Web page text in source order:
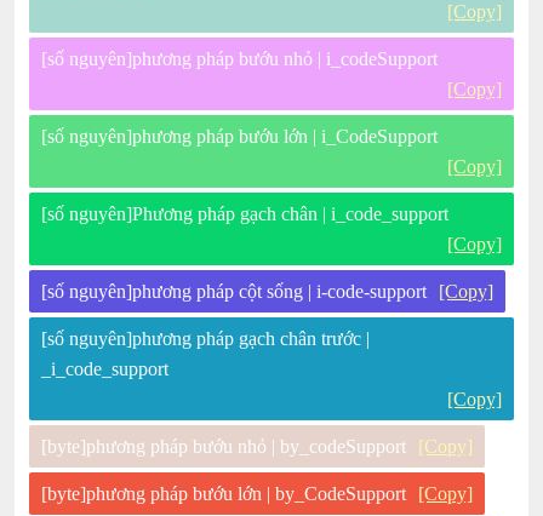
[Copy]
[số nguyên]phương pháp bướu nhỏ | i_codeSupport
[Copy]
[số nguyên]phương pháp bướu lớn | i_CodeSupport
[Copy]
[số nguyên]Phương pháp gạch chân | i_code_support
[Copy]
[số nguyên]phương pháp cột sống | i-code-support [Copy]
[số nguyên]phương pháp gạch chân trước |
_i_code_support
[Copy]
[byte]phương pháp bướu nhỏ | by_codeSupport [Copy]
[byte]phương pháp bướu lớn | by_CodeSupport [Copy]